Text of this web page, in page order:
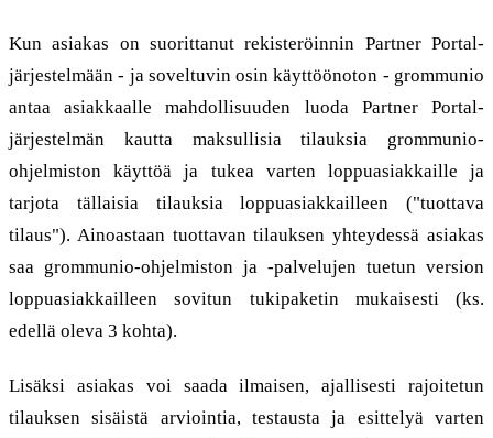
Kun asiakas on suorittanut rekisteröinnin Partner Portal-
järjestelmään - ja soveltuvin osin käyttöönoton - grommunio
antaa asiakkaalle mahdollisuuden luoda Partner Portal-
järjestelmän kautta maksullisia tilauksia grommunio-
ohjelmiston käyttöä ja tukea varten loppuasiakkaille ja
tarjota tällaisia tilauksia loppuasiakkailleen ("tuottava
tilaus"). Ainoastaan tuottavan tilauksen yhteydessä asiakas
saa grommunio-ohjelmiston ja -palvelujen tuetun version
loppuasiakkailleen sovitun tukipaketin mukaisesti (ks.
edellä oleva 3 kohta).
Lisäksi asiakas voi saada ilmaisen, ajallisesti rajoitetun
tilauksen sisäistä arviointia, testausta ja esittelyä varten